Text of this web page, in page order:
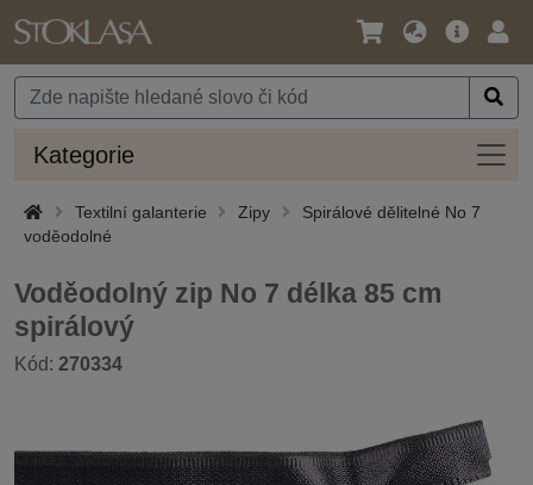
Jazyk
Měna
Hlavní
Kategorie
Textilní galanterie Zipy
Spirálové dělitelné No 7
voděodolné
Voděodolný zip No 7 délka 85 cm
spirálový
Kód: 270334